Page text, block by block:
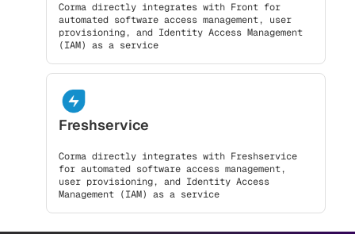
Corma directly integrates with Front for
automated software access management, user
provisioning, and Identity Access Management
(IAM) as a service
Freshservice
Corma directly integrates with Freshservice
for automated software access management,
user provisioning, and Identity Access
Management (IAM) as a service